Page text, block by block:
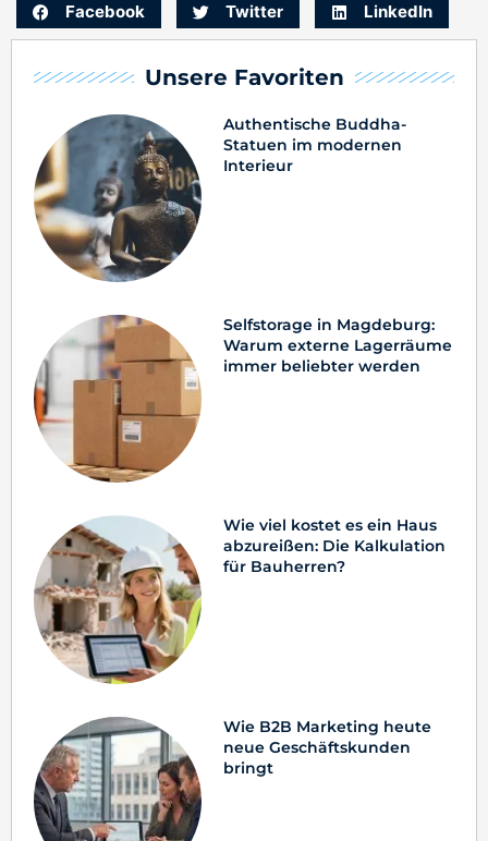
Unsere Favoriten
Authentische Buddha-
Statuen im modernen
Interieur
Selfstorage in Magdeburg:
Warum externe Lagerräume
immer beliebter werden
Wie viel kostet es ein Haus
abzureißen: Die Kalkulation
für Bauherren?
Wie B2B Marketing heute
neue Geschäftskunden
bringt
Facebook Twitter LinkedIn